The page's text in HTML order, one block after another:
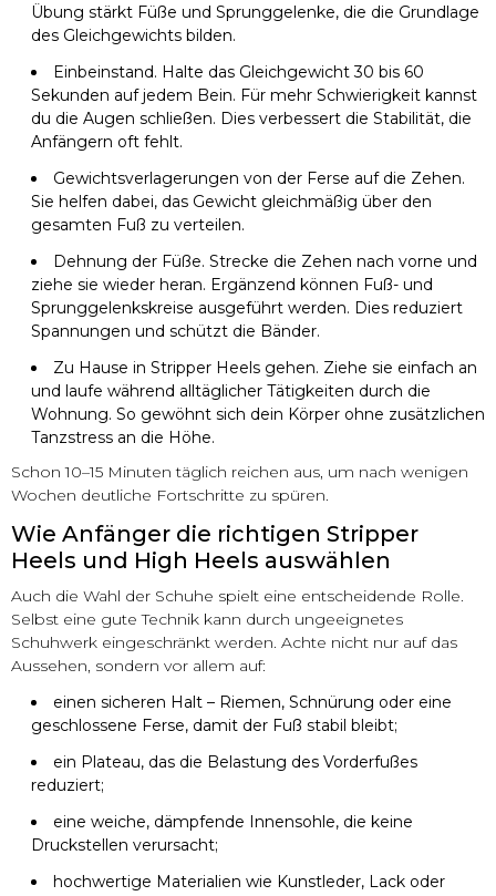
Übung stärkt Füße und Sprunggelenke, die die Grundlage
des Gleichgewichts bilden.
Einbeinstand. Halte das Gleichgewicht 30 bis 60
Sekunden auf jedem Bein. Für mehr Schwierigkeit kannst
du die Augen schließen. Dies verbessert die Stabilität, die
Anfängern oft fehlt.
Gewichtsverlagerungen von der Ferse auf die Zehen.
Sie helfen dabei, das Gewicht gleichmäßig über den
gesamten Fuß zu verteilen.
Dehnung der Füße. Strecke die Zehen nach vorne und
ziehe sie wieder heran. Ergänzend können Fuß- und
Sprunggelenkskreise ausgeführt werden. Dies reduziert
Spannungen und schützt die Bänder.
Zu Hause in Stripper Heels gehen. Ziehe sie einfach an
und laufe während alltäglicher Tätigkeiten durch die
Wohnung. So gewöhnt sich dein Körper ohne zusätzlichen
Tanzstress an die Höhe.
Schon 10–15 Minuten täglich reichen aus, um nach wenigen
Wochen deutliche Fortschritte zu spüren.
Wie Anfänger die richtigen Stripper
Heels und High Heels auswählen
Auch die Wahl der Schuhe spielt eine entscheidende Rolle.
Selbst eine gute Technik kann durch ungeeignetes
Schuhwerk eingeschränkt werden. Achte nicht nur auf das
Aussehen, sondern vor allem auf:
einen sicheren Halt – Riemen, Schnürung oder eine
geschlossene Ferse, damit der Fuß stabil bleibt;
ein Plateau, das die Belastung des Vorderfußes
reduziert;
eine weiche, dämpfende Innensohle, die keine
Druckstellen verursacht;
hochwertige Materialien wie Kunstleder, Lack oder